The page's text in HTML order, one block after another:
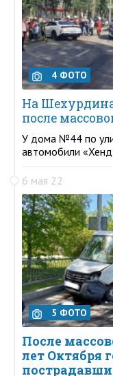
4 ФОТО
На Шехурдина
после
У дома №44 по
автомобили
6 мая 22
5 ФОТО
После
лет Октября